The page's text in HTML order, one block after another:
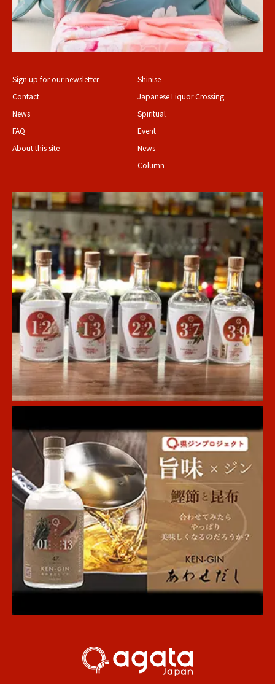
Sign up for our newsletter
Contact
News
FAQ
About this site
Shinise
Japanese Liquor Crossing
Spiritual
Event
News
Column